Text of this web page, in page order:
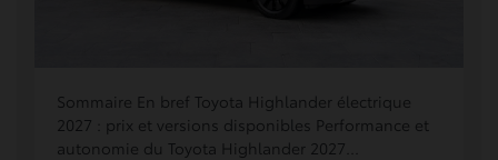
Sommaire En bref Toyota Highlander électrique
2027 : prix et versions disponibles Performance et
autonomie du Toyota Highlander 2027...